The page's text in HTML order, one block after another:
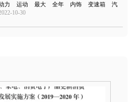
力 运动 最大 全年 内饰 变速箱
汽
10-30